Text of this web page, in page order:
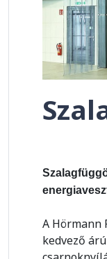
A Hörmann
kedvező